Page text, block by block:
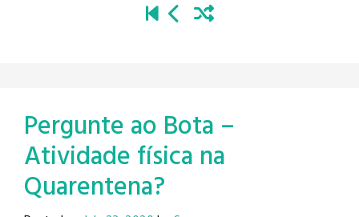
Pergunte ao Bota –
Atividade física na
Quarentena?